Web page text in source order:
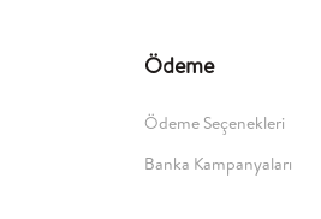
Ödeme
Ödeme Seçenekleri
Banka Kampanyaları